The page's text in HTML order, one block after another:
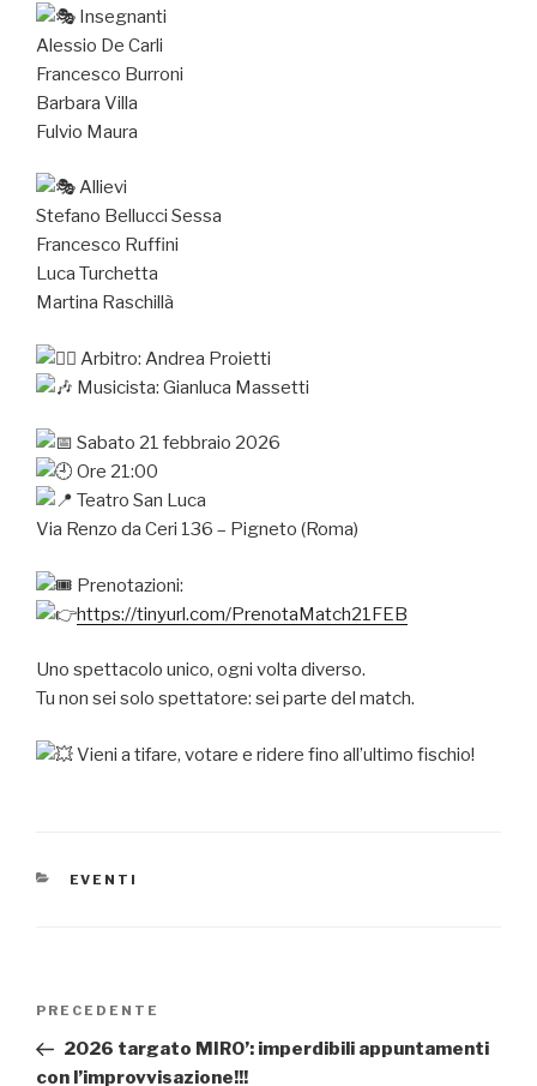
Insegnanti
Alessio De Carli
Francesco Burroni
Barbara Villa
Fulvio Maura
Allievi
Stefano Bellucci Sessa
Francesco Ruffini
Luca Turchetta
Martina Raschillà
Arbitro: Andrea Proietti
Musicista: Gianluca Massetti
Sabato 21 febbraio 2026
Ore 21:00
Teatro San Luca
Via Renzo da Ceri 136 – Pigneto (Roma)
Prenotazioni:
https://tinyurl.com/PrenotaMatch21FEB
Uno spettacolo unico, ogni volta diverso.
Tu non sei solo spettatore: sei parte del match.
Vieni a tifare, votare e ridere fino all’ultimo fischio!
CATEGORIE
EVENTI
Articolo
precedente:
PRECEDENTE
2026 targato MIRO’: imperdibili appuntamenti
con l’improvvisazione!!!